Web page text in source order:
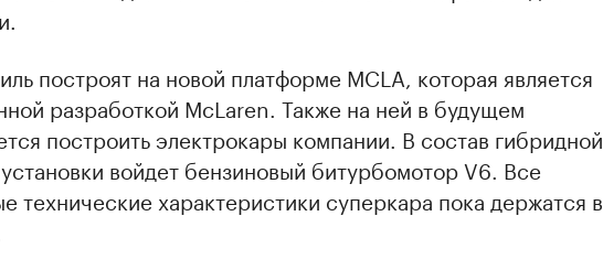
построят на новой платформе MCLA, которая является
разработкой McLaren. Также на ней в будущем
построить электрокары компании. В состав гибридной
войдет бензиновый битурбомотор V6. Все
технические характеристики суперкара пока держатся в